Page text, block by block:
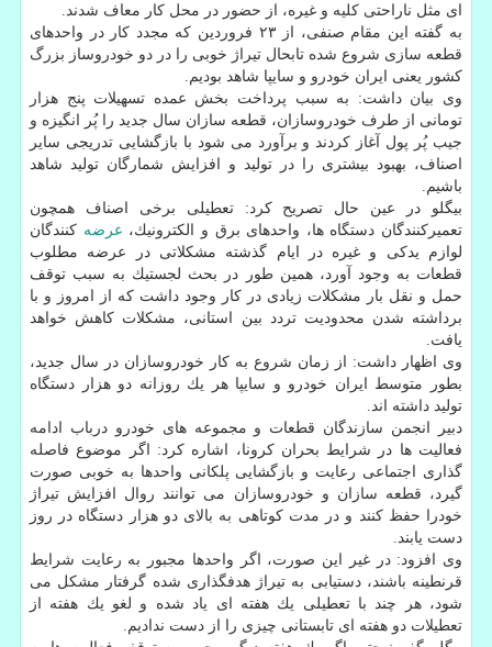
ای مثل ناراحتی كلیه و غیره، از حضور در محل كار معاف شدند.
به گفته این مقام صنفی، از ۲۳ فروردین كه مجدد كار در واحدهای
قطعه سازی شروع شده تابحال تیراژ خوبی را در دو خودروساز بزرگ
كشور یعنی ایران خودرو و سایپا شاهد بودیم.
وی بیان داشت: به سبب پرداخت بخش عمده تسهیلات پنج هزار
تومانی از طرف خودروسازان، قطعه سازان سال جدید را پُر انگیزه و
جیب پُر پول آغاز كردند و برآورد می شود با بازگشایی تدریجی سایر
اصناف، بهبود بیشتری را در تولید و افزایش شمارگان تولید شاهد
باشیم.
بیگلو در عین حال تصریح كرد: تعطیلی برخی اصناف همچون
تعمیركنندگان دستگاه ها، واحدهای برق و الكترونیك، عرضه كنندگان
لوازم یدكی و غیره در ایام گذشته مشكلاتی در عرضه مطلوب
قطعات به وجود آورد، همین طور در بحث لجستیك به سبب توقف
حمل و نقل بار مشكلات زیادی در كار وجود داشت كه از امروز و با
برداشته شدن محدودیت تردد بین استانی، مشكلات كاهش خواهد
یافت.
وی اظهار داشت: از زمان شروع به كار خودروسازان در سال جدید،
بطور متوسط ایران خودرو و سایپا هر یك روزانه دو هزار دستگاه
تولید داشته اند.
دبیر انجمن سازندگان قطعات و مجموعه های خودرو درباب ادامه
فعالیت ها در شرایط بحران كرونا، اشاره كرد: اگر موضوع فاصله
گذاری اجتماعی رعایت و بازگشایی پلكانی واحدها به خوبی صورت
گیرد، قطعه سازان و خودروسازان می توانند روال افزایش تیراژ
خودرا حفظ كنند و در مدت كوتاهی به بالای دو هزار دستگاه در روز
دست یابند.
وی افزود: در غیر این صورت، اگر واحدها مجبور به رعایت شرایط
قرنطینه باشند، دستیابی به تیراژ هدفگذاری شده گرفتار مشكل می
شود، هر چند با تعطیلی یك هفته ای یاد شده و لغو یك هفته از
تعطیلات دو هفته ای تابستانی چیزی را از دست ندادیم.